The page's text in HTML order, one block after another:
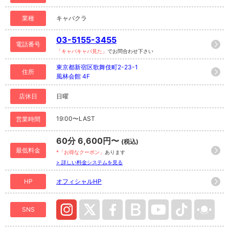
業種 キャバクラ
電話番号 03-5155-3455
「キャバキャバ見た」 でお問合わせ下さい
住所
東京都新宿区歌舞伎町2-23-1
風林会館 4F
店休日 日曜
営業時間 19:00〜LAST
最低料金
60分 6,600円〜 (税込)
*「お得なクーポン」 あります
> 詳しい料金システムを見る
HP オフィシャルHP
SNS